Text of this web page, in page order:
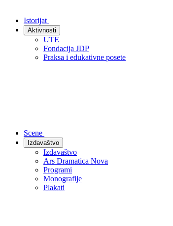
Istorijat
Aktivnosti
UTE
Fondacija JDP
Praksa i edukativne posete
Scene
Izdavaštvo
Izdavaštvo
Ars Dramatica Nova
Programi
Monografije
Plakati